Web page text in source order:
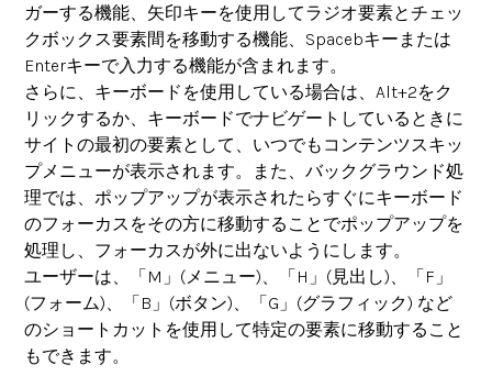
ガーする機能、矢印キーを使用してラジオ要素とチェッ
クボックス要素間を移動する機能、Spacebキーまたは
Enterキーで入力する機能が含まれます。
さらに、キーボードを使用している場合は、Alt+2をク
リックするか、キーボードでナビゲートしているときに
サイトの最初の要素として、いつでもコンテンツスキッ
プメニューが表示されます。また、バックグラウンド処
理では、ポップアップが表示されたらすぐにキーボード
のフォーカスをその方に移動することでポップアップを
処理し、フォーカスが外に出ないようにします。
ユーザーは、「M」(メニュー)、「H」(見出し)、「F」
(フォーム)、「B」(ボタン)、「G」(グラフィック) など
のショートカットを使用して特定の要素に移動すること
もできます。